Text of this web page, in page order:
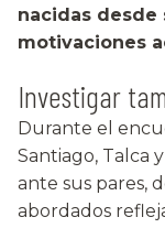
nacidas desde
motivaciones
Investigar
Durante el
Santiago, Talca
ante sus pares,
abordados